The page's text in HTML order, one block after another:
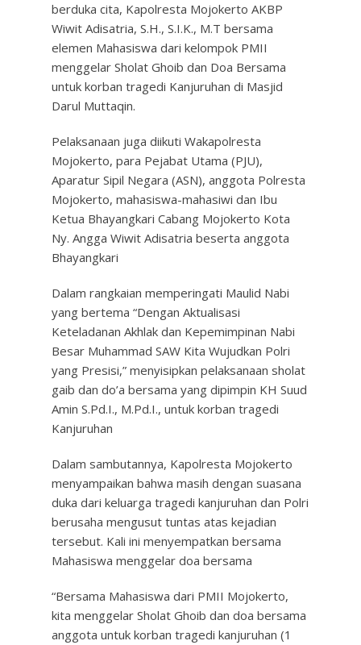
berduka cita, Kapolresta Mojokerto AKBP
Wiwit Adisatria, S.H., S.I.K., M.T bersama
elemen Mahasiswa dari kelompok PMII
menggelar Sholat Ghoib dan Doa Bersama
untuk korban tragedi Kanjuruhan di Masjid
Darul Muttaqin.
Pelaksanaan juga diikuti Wakapolresta
Mojokerto, para Pejabat Utama (PJU),
Aparatur Sipil Negara (ASN), anggota Polresta
Mojokerto, mahasiswa-mahasiwi dan Ibu
Ketua Bhayangkari Cabang Mojokerto Kota
Ny. Angga Wiwit Adisatria beserta anggota
Bhayangkari
Dalam rangkaian memperingati Maulid Nabi
yang bertema “Dengan Aktualisasi
Keteladanan Akhlak dan Kepemimpinan Nabi
Besar Muhammad SAW Kita Wujudkan Polri
yang Presisi,” menyisipkan pelaksanaan sholat
gaib dan do’a bersama yang dipimpin KH Suud
Amin S.Pd.I., M.Pd.I., untuk korban tragedi
Kanjuruhan
Dalam sambutannya, Kapolresta Mojokerto
menyampaikan bahwa masih dengan suasana
duka dari keluarga tragedi kanjuruhan dan Polri
berusaha mengusut tuntas atas kejadian
tersebut. Kali ini menyempatkan bersama
Mahasiswa menggelar doa bersama
“Bersama Mahasiswa dari PMII Mojokerto,
kita menggelar Sholat Ghoib dan doa bersama
anggota untuk korban tragedi kanjuruhan (1